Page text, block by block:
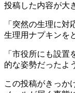
投稿した内容が大
「突然の生理に対
生理用ナプキンを
「市役所にも設
的な姿勢だったよ
この投稿がきっか